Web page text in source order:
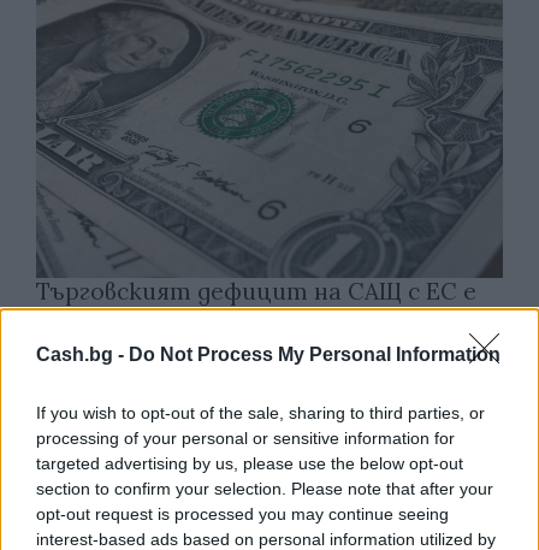
Cash.bg - Do Not Process My Personal Information
If you wish to opt-out of the sale, sharing to third parties, or
processing of your personal or sensitive information for
targeted advertising by us, please use the below opt-out
section to confirm your selection. Please note that after your
opt-out request is processed you may continue seeing
interest-based ads based on personal information utilized by
Търговският дефицит на САЩ с ЕС е
нараснал с 36,4% през юни
04.08.2026 / 16:00